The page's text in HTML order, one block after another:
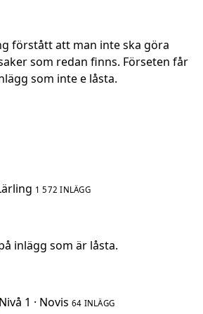
förstått att man inte ska göra
som redan finns. Förseten får
som inte e låsta.
1 572 INLÄGG
inlägg som är låsta.
Nivå 1 · Novis 64 INLÄGG